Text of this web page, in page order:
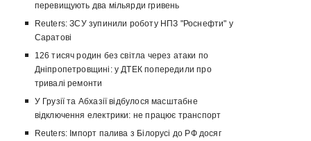
перевищують два мільярди гривень
Reuters: ЗСУ зупинили роботу НПЗ "Роснефти" у
Саратові
126 тисяч родин без світла через атаки по
Дніпропетровщині: у ДТЕК попередили про
тривалі ремонти
У Грузії та Абхазії відбулося масштабне
відключення електрики: не працює транспорт
Reuters: Імпорт палива з Білорусі до РФ досяг